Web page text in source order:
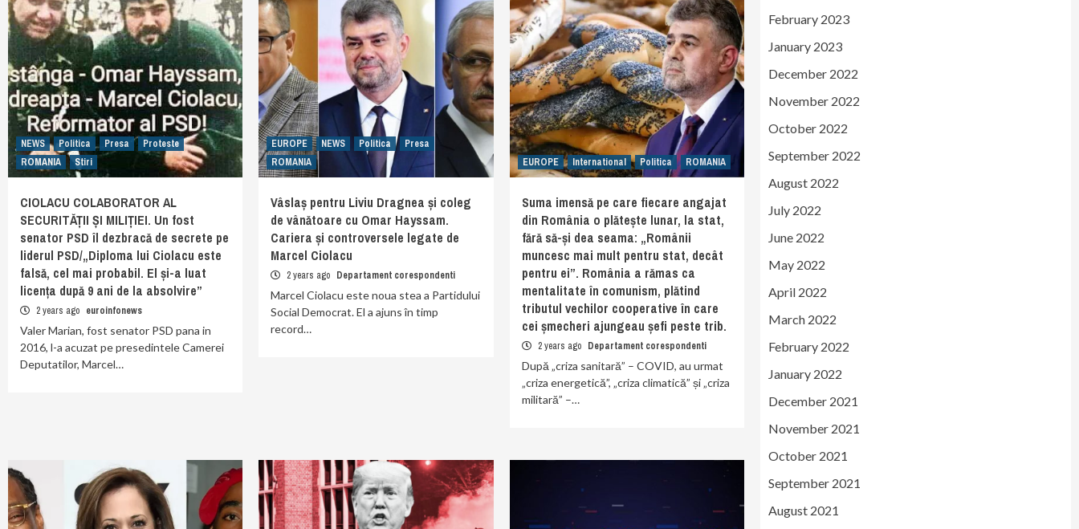
NEWS Politica Presa
Proteste
ROMANIA
Stiri
CIOLACU COLABORATOR AL
SECURITĂȚII ȘI MILIȚIEI. Un fost
senator PSD îl dezbracă de secrete pe
liderul PSD/„Diploma lui Ciolacu este
falsă, cel mai probabil. El și-a luat
licența după 9 ani de la absolvire”
2 years ago euroinfonews
Valer Marian, fost senator PSD pana in
2016, l-a acuzat pe presedintele Camerei
Deputatilor, Marcel…
EUROPE NEWS Politica
Presa
ROMANIA
Vâslaș pentru Liviu Dragnea și coleg
de vânătoare cu Omar Hayssam.
Cariera și controversele legate de
Marcel Ciolacu
2 years ago Departament corespondenti
Marcel Ciolacu este noua stea a Partidului
Social Democrat. El a ajuns în timp
record…
EUROPE International Politica ROMANIA
Suma imensă pe care fiecare angajat
din România o plătește lunar, la stat,
fără să-și dea seama: „Românii
muncesc mai mult pentru stat, decât
pentru ei”. România a rămas ca
mentalitate în comunism, plătind
tributul vechilor cooperative în care
cei șmecheri ajungeau șefi peste trib.
2 years ago Departament corespondenti
După „criza sanitară” – COVID, au urmat
„criza energetică”, „criza climatică” și „criza
militară” –…
February 2023
January 2023
December 2022
November 2022
October 2022
September 2022
August 2022
July 2022
June 2022
May 2022
April 2022
March 2022
February 2022
January 2022
December 2021
November 2021
October 2021
September 2021
August 2021